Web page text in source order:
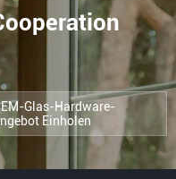
Glas-Hardware-
Einholen